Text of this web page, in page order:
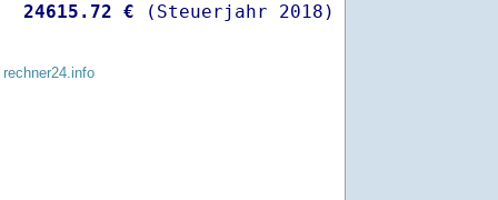
24615.72 € (Steuerjahr 2018)